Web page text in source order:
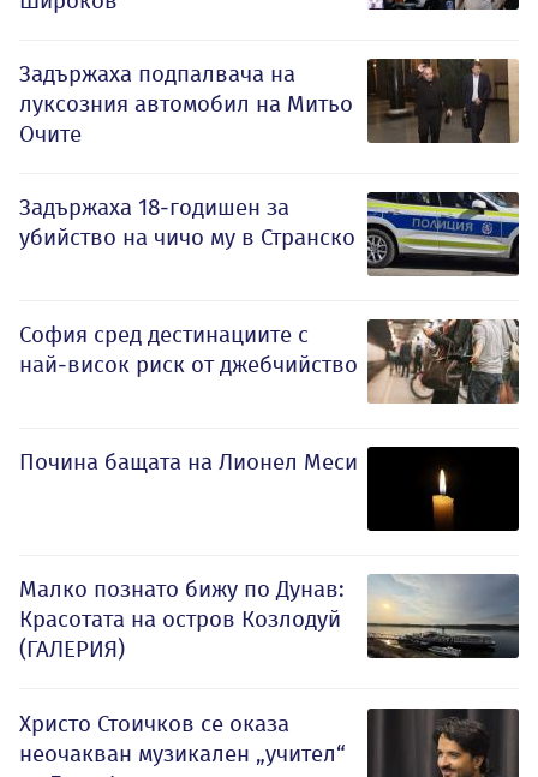
Задържаха подпалвача на
луксозния автомобил на Митьо
Очите
Задържаха 18-годишен за
убийство на чичо му в Странско
София сред дестинациите с
най-висок риск от джебчийство
Почина бащата на Лионел Меси
Малко познато бижу по Дунав:
Красотата на остров Козлодуй
(ГАЛЕРИЯ)
Христо Стоичков се оказа
неочакван музикален „учител“